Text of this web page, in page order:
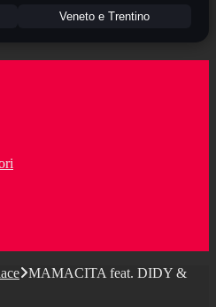
Veneto e Trentino
MAMACITA feat. DIDY &